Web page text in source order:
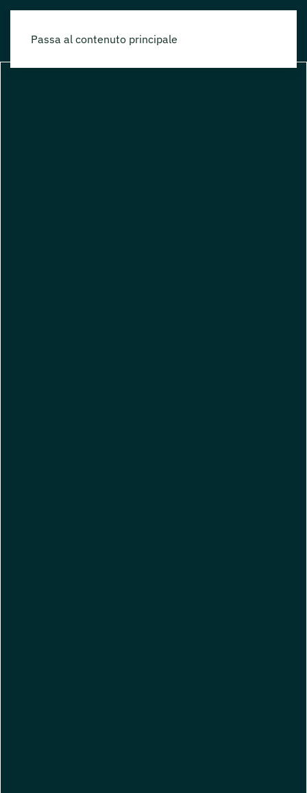
Passa al contenuto principale